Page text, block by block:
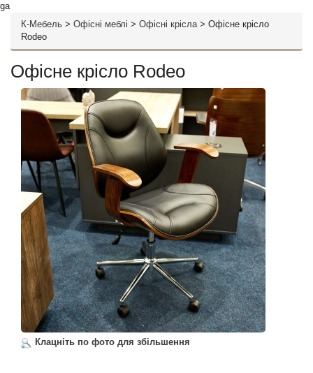
ga
К-Мебель > Офісні меблі > Офісні крісла> Офісне крісло
Rodeo
Офісне крісло Rodeo
Клацніть по фото для збільшення